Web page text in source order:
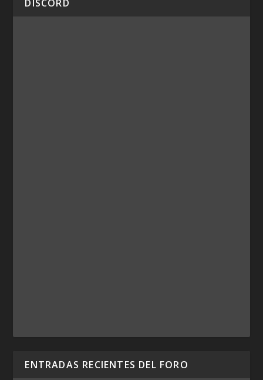
DISCORD
ENTRADAS RECIENTES DEL FORO